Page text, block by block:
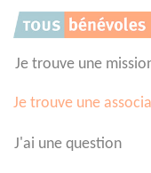
Je trouve une
Je trouve une
J'ai une question
Panneau de gestion des